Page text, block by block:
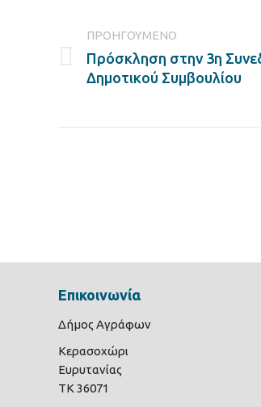
ΠΡΟΗΓΟΎΜΕΝΟ
Previous
post:
Πρόσκληση στην 3η
Δημοτικού Συμβουλίου
Επικοινωνία
Δήμος Αγράφων
Κερασοχώρι
Ευρυτανίας
ΤΚ 36071